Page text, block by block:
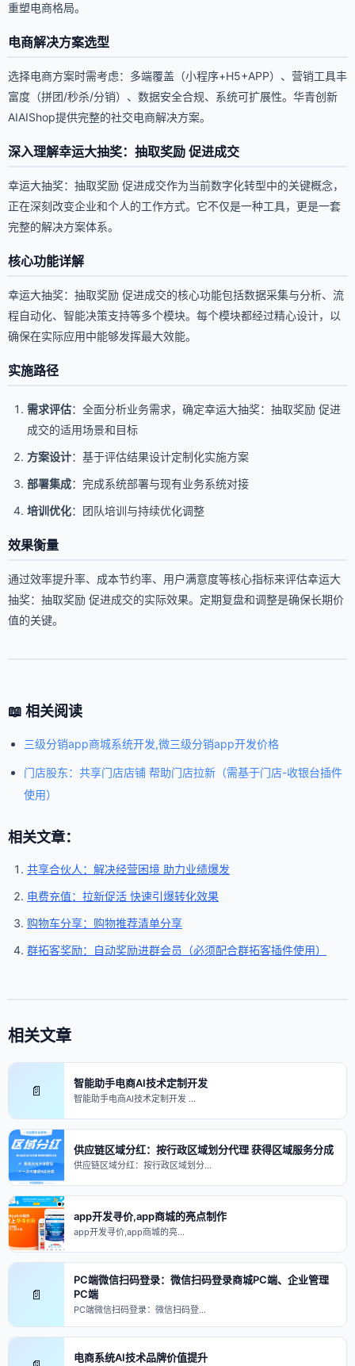
重塑电商格局。
电商解决方案选型
选择电商方案时需考虑：多端覆盖（小程序+H5+APP）、营销工具丰
富度（拼团/秒杀/分销）、数据安全合规、系统可扩展性。华青创新
AIAIShop提供完整的社交电商解决方案。
深入理解幸运大抽奖：抽取奖励 促进成交
幸运大抽奖：抽取奖励 促进成交作为当前数字化转型中的关键概念，
正在深刻改变企业和个人的工作方式。它不仅是一种工具，更是一套
完整的解决方案体系。
核心功能详解
幸运大抽奖：抽取奖励 促进成交的核心功能包括数据采集与分析、流
程自动化、智能决策支持等多个模块。每个模块都经过精心设计，以
确保在实际应用中能够发挥最大效能。
实施路径
需求评估：全面分析业务需求，确定幸运大抽奖：抽取奖励 促进
成交的适用场景和目标
方案设计：基于评估结果设计定制化实施方案
部署集成：完成系统部署与现有业务系统对接
培训优化：团队培训与持续优化调整
效果衡量
通过效率提升率、成本节约率、用户满意度等核心指标来评估幸运大
抽奖：抽取奖励 促进成交的实际效果。定期复盘和调整是确保长期价
值的关键。
📖 相关阅读
三级分销app商城系统开发,微三级分销app开发价格
门店股东：共享门店店铺 帮助门店拉新（需基于门店-收银台插件
使用）
相关文章：
共享合伙人：解决经营困境 助力业绩爆发
电费充值：拉新促活 快速引爆转化效果
购物车分享：购物推荐清单分享
群拓客奖励：自动奖励进群会员（必须配合群拓客插件使用）
相关文章
📄 智能助手电商AI技术定制开发
智能助手电商AI技术定制开发 …
供应链区域分红：按行政区域划分代理 获得区域服务分成
供应链区域分红：按行政区域划分…
app开发寻价,app商城的亮点制作
app开发寻价,app商城的亮…
📄
PC端微信扫码登录：微信扫码登录商城PC端、企业管理
PC端
PC端微信扫码登录：微信扫码登…
电商系统AI技术品牌价值提升